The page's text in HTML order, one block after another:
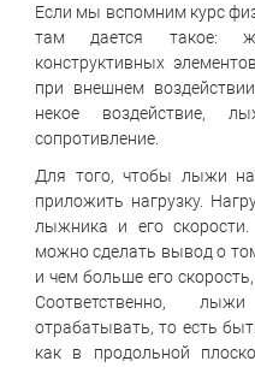
Если мы вспомним курс
там дается такое:
конструктивных
при внешнем
некое воздействие,
сопротивление.
Для того, чтобы лыжи
приложить нагрузку.
лыжника и его
можно сделать вывод о
и чем больше его
Соответственно,
отрабатывать, то есть
как в продольной